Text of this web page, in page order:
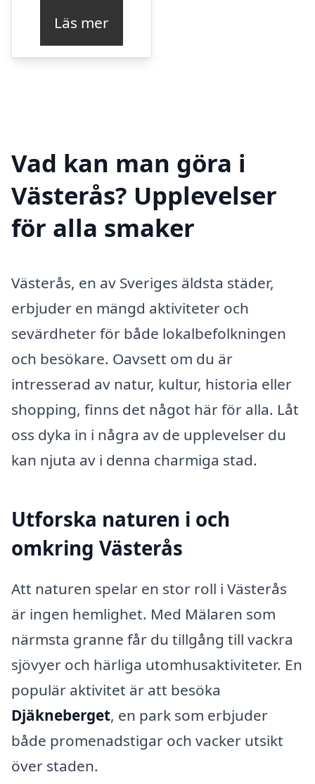
Läs mer
Vad kan man göra i
Västerås? Upplevelser
för alla smaker
Västerås, en av Sveriges äldsta städer,
erbjuder en mängd aktiviteter och
sevärdheter för både lokalbefolkningen
och besökare. Oavsett om du är
intresserad av natur, kultur, historia eller
shopping, finns det något här för alla. Låt
oss dyka in i några av de upplevelser du
kan njuta av i denna charmiga stad.
Utforska naturen i och
omkring Västerås
Att naturen spelar en stor roll i Västerås
är ingen hemlighet. Med Mälaren som
närmsta granne får du tillgång till vackra
sjövyer och härliga utomhusaktiviteter. En
populär aktivitet är att besöka
Djäkneberget, en park som erbjuder
både promenadstigar och vacker utsikt
över staden.